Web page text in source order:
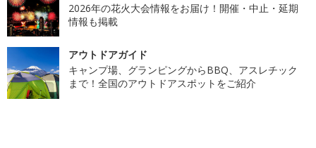
2026年の花火大会情報をお届け！開催・中止・延期
情報も掲載
アウトドアガイド
キャンプ場、グランピングからBBQ、アスレチック
まで！全国のアウトドアスポットをご紹介